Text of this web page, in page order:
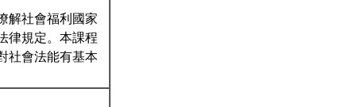
解社會福利國家
律規定。本課程
社會法能有基本